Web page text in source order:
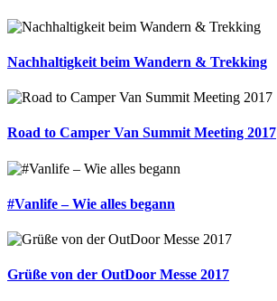
Nachhaltigkeit beim Wandern & Trekking
Road to Camper Van Summit Meeting 2017
#Vanlife – Wie alles begann
Grüße von der OutDoor Messe 2017